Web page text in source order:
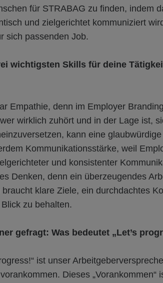
für STRABAG zu finden, indem
und zielgerichtet kommuniziert
sich passenden Job.
wichtigsten Skills für deine
Empathie, denn im Employer
wirklich zuhört und in der Lage ist,
kann eine
Kommunikationsstärke, weil
und konsistenter
Denken, denn ein überzeugendes
klare Ziele, ein durchdachtes
zu behalten.
gefragt: Was bedeutet „Let’s
ist unser
Dieses „Vorankommen“